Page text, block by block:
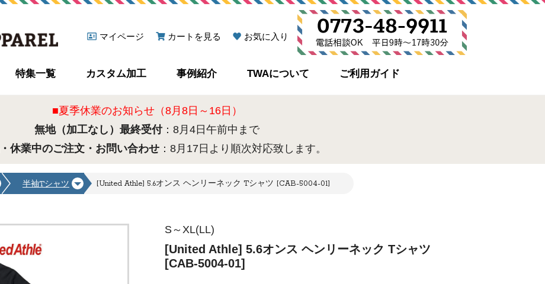
マイページ
カートを見る お気に入り
特集一覧 カスタム加工 事例紹介 TWAについて ご利用ガイド
■夏季休業のお知らせ（8月8日～16日）
無地（加工なし）最終受付：8月4日午前中まで
休業中のご注文・お問い合わせ ：8月17日より順次対応致します。
半袖Tシャツ [United Athle] 5.6オンス ヘンリーネック Tシャツ [CAB-5004-01]
S～XL(LL)
[United Athle] 5.6オンス ヘンリーネック Tシャツ
[CAB-5004-01]